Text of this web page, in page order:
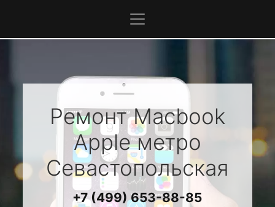
Ремонт Macbook
Appleметро
Севастопольская
+7 (499) 653-88-85